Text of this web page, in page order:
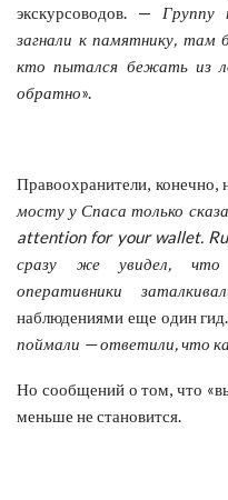
экскурсоводов. — Группу
загнали к памятнику, там
кто пытался бежать из
обратно».
Правоохранители, конечно,
мосту у Спаса только
attention for your wallet.
сразу же увидел, что
оперативники
наблюдениями еще один
поймали — ответили, что
Но сообщений о том, что
меньше не становится.